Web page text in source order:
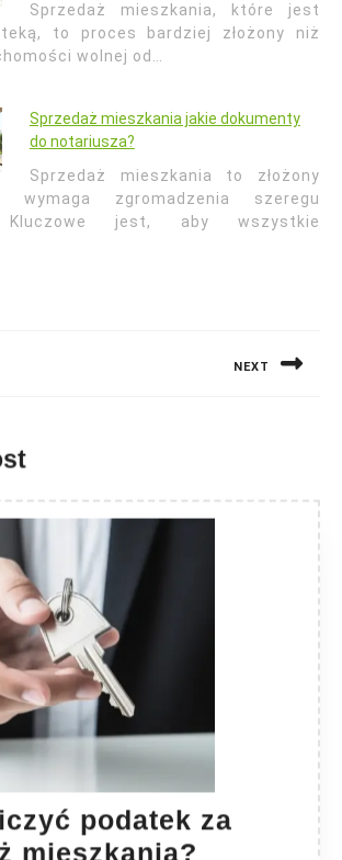
Sprzedaż mieszkania, które jest
to proces bardziej złożony niż
wolnej od…
Sprzedaż mieszkania jakie dokumenty
do notariusza?
Sprzedaż mieszkania to złożony
wymaga zgromadzenia szeregu
Kluczowe jest, aby wszystkie
NEXT
podatek za
mieszkania?